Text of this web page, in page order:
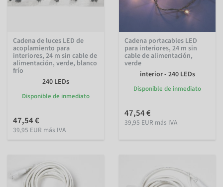
Cadena de luces LED de
acoplamiento para
interiores, 24 m sin cable de
alimentación, verde, blanco
frío
240 LEDs
Disponible de inmediato
47,54 €
39,95 EUR más IVA
Cadena portacables LED
para interiores, 24 m sin
cable de alimentación,
verde
interior - 240 LEDs
Disponible de inmediato
47,54 €
39,95 EUR más IVA